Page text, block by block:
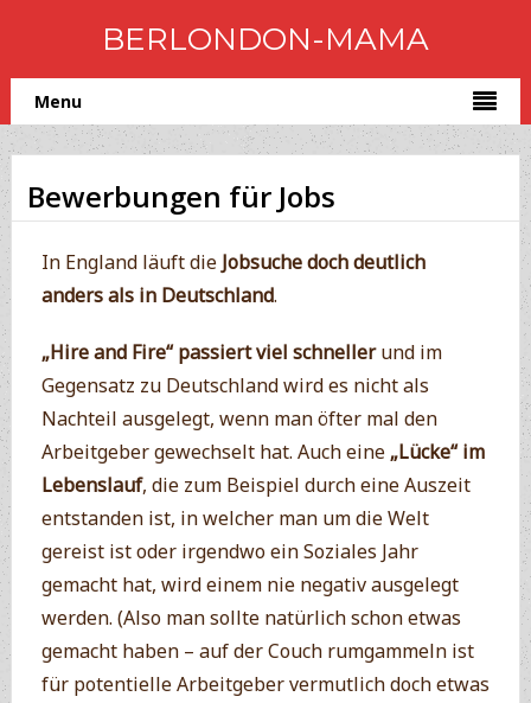
BERLONDON-MAMA
Menu
Bewerbungen für Jobs
In England läuft die Jobsuche doch deutlich
anders als in Deutschland.
„Hire and Fire“ passiert viel schnellerund im
Gegensatz zu Deutschland wird es nicht als
Nachteil ausgelegt, wenn man öfter mal den
Arbeitgeber gewechselt hat. Auch eine„Lücke“ im
Lebenslauf, die zum Beispiel durch eine Auszeit
entstanden ist, in welcher man um die Welt
gereist ist oder irgendwo ein Soziales Jahr
gemacht hat, wird einem nie negativ ausgelegt
werden. (Also man sollte natürlich schon etwas
gemacht haben – auf der Couch rumgammeln ist
für potentielle Arbeitgeber vermutlich doch etwas